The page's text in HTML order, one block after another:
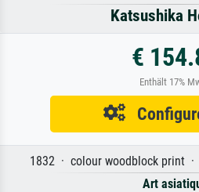
Katsushika
€
Enthält 17%
1832 · colour woodblock print
Art